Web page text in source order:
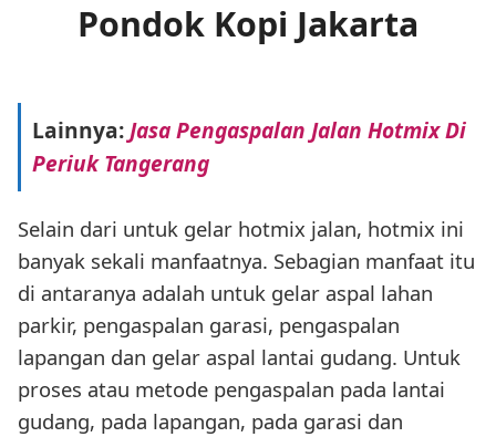
Pondok Kopi Jakarta
Lainnya:Jasa Pengaspalan Jalan Hotmix Di
Periuk Tangerang
Selain dari untuk gelar hotmix jalan, hotmix ini
banyak sekali manfaatnya. Sebagian manfaat itu
di antaranya adalah untuk gelar aspal lahan
parkir, pengaspalan garasi, pengaspalan
lapangan dan gelar aspal lantai gudang. Untuk
proses atau metode pengaspalan pada lantai
gudang, pada lapangan, pada garasi dan